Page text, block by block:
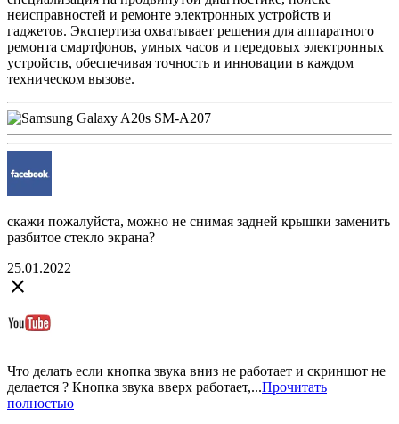
неисправностей и ремонте электронных устройств и
гаджетов. Экспертиза охватывает решения для аппаратного
ремонта смартфонов, умных часов и передовых электронных
устройств, обеспечивая точность и инновации в каждом
техническом вызове.
скажи пожалуйста, можно не снимая задней крышки заменить
разбитое стекло экрана?
25.01.2022
close
Что делать если кнопка звука вниз не работает и скриншот не
делается ? Кнопка звука вверх работает,...Прочитать
полностью